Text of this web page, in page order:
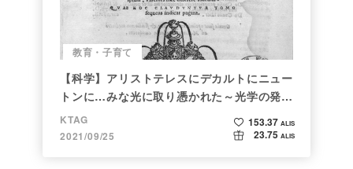
教育・子育て
【科学】アリストテレスにデカルトにニュー
トンに…みな光に取り憑かれた～光学の発展
～
KTAG
2021/09/25
153.37 ALIS
23.75 ALIS